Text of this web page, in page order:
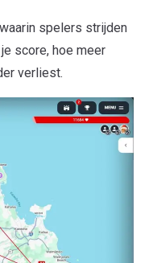
waarin spelers strijden
score, hoe meer
verliest.